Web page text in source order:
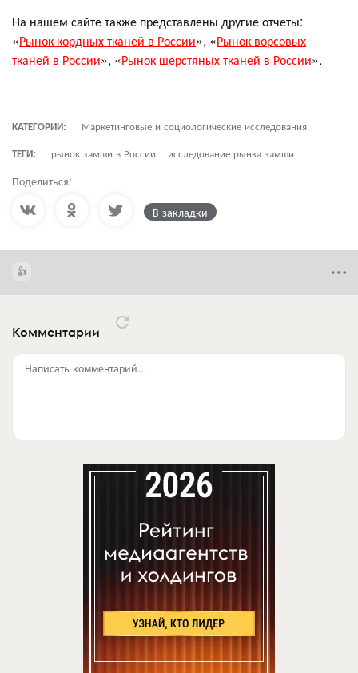
На нашем сайте также представлены другие отчеты:
«Рынок кордных тканей в России», «Рынок ворсовых
тканей в России», «Рынок шерстяных тканей в России».
КАТЕГОРИИ:
Маркетинговые и социологические исследования
ТЕГИ:
рынок замши в России исследование рынка замши
Поделиться:
В закладки
Комментарии
Написать комментарий...